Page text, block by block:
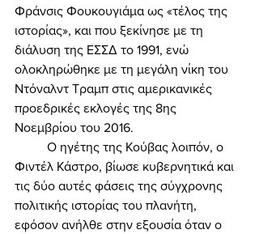
Φράνσις Φουκουγιάμα ως «τέλος της
ιστορίας», και που ξεκίνησε με τη
διάλυση της ΕΣΣΔ το 1991, ενώ
ολοκληρώθηκε με τη μεγάλη νίκη του
Ντόναλντ Τραμπ στις αμερικανικές
προεδρικές εκλογές της 8ης
Νοεμβρίου του 2016.
Φιντέλ Κάστρο, βίωσε κυβερνητικά και
τις δύο αυτές φάσεις της σύγχρονης
πολιτικής ιστορίας του πλανήτη,
εφόσον ανήλθε στην εξουσία όταν ο